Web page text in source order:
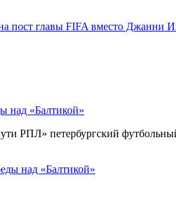
над «Балтикой»
РПЛ» петербургский